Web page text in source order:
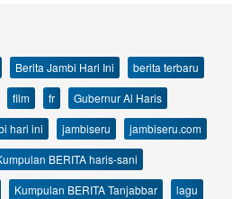
Berita Jambi Hari Ini
berita terbaru
film fr
Gubernur Al Haris
hari ini jambiseru
jambiseru.com
BERITA haris-sani
Kumpulan BERITA Tanjabbar
lagu